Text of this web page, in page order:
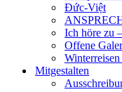
Đức-Việt
Ich höre zu
Offene
Mitgestalten